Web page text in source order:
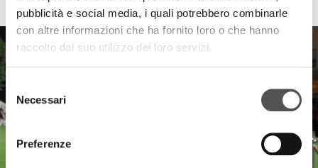
pubblicità e social media, i quali potrebbero combinarle
con altre informazioni che ha fornito loro o che hanno
raccolto dal suo utilizzo dei loro servizi.
del
consenso
Necessari
Preferenze